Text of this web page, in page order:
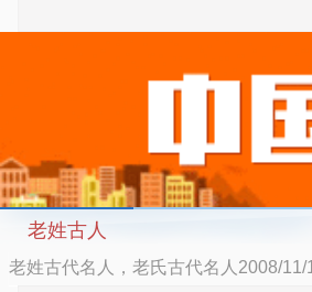
老姓古人
老姓古代名人，老氏古代名人2008/11/1